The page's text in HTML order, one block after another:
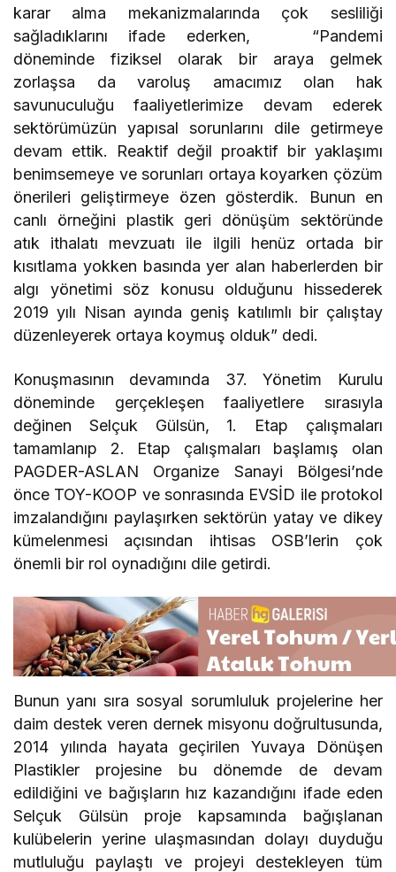
karar alma mekanizmalarında çok sesliliği
sağladıklarını ifade ederken, “Pandemi
döneminde fiziksel olarak bir araya gelmek
zorlaşsa da varoluş amacımız olan hak
savunuculuğu faaliyetlerimize devam ederek
sektörümüzün yapısal sorunlarını dile getirmeye
devam ettik. Reaktif değil proaktif bir yaklaşımı
benimsemeye ve sorunları ortaya koyarken çözüm
önerileri geliştirmeye özen gösterdik. Bunun en
canlı örneğini plastik geri dönüşüm sektöründe
atık ithalatı mevzuatı ile ilgili henüz ortada bir
kısıtlama yokken basında yer alan haberlerden bir
algı yönetimi söz konusu olduğunu hissederek
2019 yılı Nisan ayında geniş katılımlı bir çalıştay
düzenleyerek ortaya koymuş olduk” dedi.
Konuşmasının devamında 37. Yönetim Kurulu
döneminde gerçekleşen faaliyetlere sırasıyla
değinen Selçuk Gülsün, 1. Etap çalışmaları
tamamlanıp 2. Etap çalışmaları başlamış olan
PAGDER-ASLAN Organize Sanayi Bölgesi’nde
önce TOY-KOOP ve sonrasında EVSİD ile protokol
imzalandığını paylaşırken sektörün yatay ve dikey
kümelenmesi açısından ihtisas OSB’lerin çok
önemli bir rol oynadığını dile getirdi.
Bunun yanı sıra sosyal sorumluluk projelerine her
daim destek veren dernek misyonu doğrultusunda,
2014 yılında hayata geçirilen Yuvaya Dönüşen
Plastikler projesine bu dönemde de devam
edildiğini ve bağışların hız kazandığını ifade eden
Selçuk Gülsün proje kapsamında bağışlanan
kulübelerin yerine ulaşmasından dolayı duyduğu
mutluluğu paylaştı ve projeyi destekleyen tüm